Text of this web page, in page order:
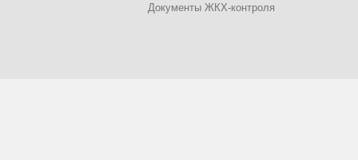
Документы ЖКХ-контроля